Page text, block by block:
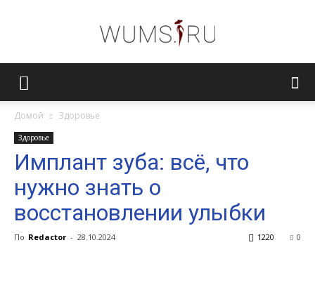
Домой Здоровье
Здоровье
Имплант зуба: всё, что
нужно знать о
восстановлении улыбки
По Redactor - 28.10.2024 0
1220